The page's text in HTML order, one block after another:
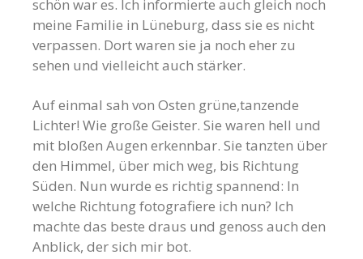
schön war es. Ich informierte auch gleich noch
meine Familie in Lüneburg, dass sie es nicht
verpassen. Dort waren sie ja noch eher zu
sehen und vielleicht auch stärker.
Auf einmal sah von Osten grüne,tanzende
Lichter! Wie große Geister. Sie waren hell und
mit bloßen Augen erkennbar. Sie tanzten über
den Himmel, über mich weg, bis Richtung
Süden. Nun wurde es richtig spannend: In
welche Richtung fotografiere ich nun? Ich
machte das beste draus und genoss auch den
Anblick, der sich mir bot.